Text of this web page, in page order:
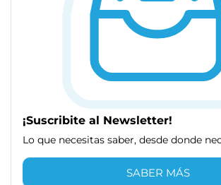
¡Suscribite al Newsletter!
Lo que necesitas saber, desde donde
SABER MÁS